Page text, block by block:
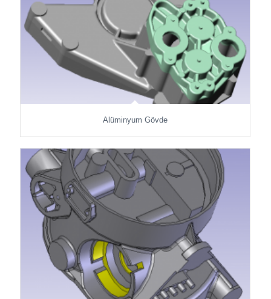
Alüminyum Gövde